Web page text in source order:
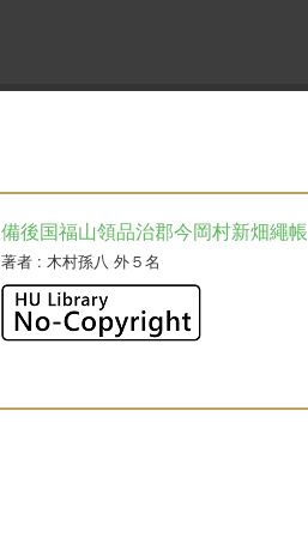
備後国福山領品治郡今岡村新畑繩帳
著者: 木村孫八 外５名